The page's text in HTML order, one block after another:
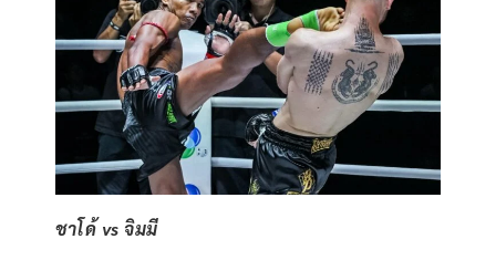
ชาโด้ vs จิมมี